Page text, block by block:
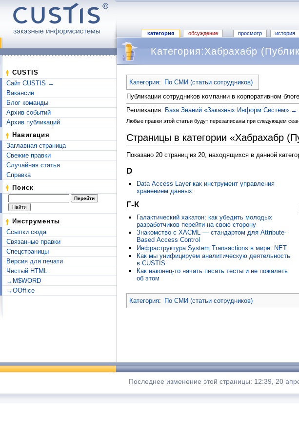
категория обсуждение просмотр история
CUSTIS
Сайт CUSTIS →
Вакансии
Блог команды
Архив событий
Архив публикаций
Навигация
Заглавная страница
Свежие правки
Случайная статья
Справка
Поиск
Инструменты
Ссылки сюда
Связанные правки
Спецстраницы
Версия для печати
Чистый HTML
→M$WORD
→OOffice
Категория:Хабрахабр
Категория: По СМИ (статьи сотрудников)
Публикации сотрудников компании в корпоративном
Репликация: База Знаний «Заказных Информ Систем» →
Любые правки этой статьи будут перезаписаны при следующем
Страницы в категории «Хабрахабр
Показано 20 страниц из 20, находящихся в данной
D
Data Access Layer как инструмент управления
хранением данных
Г-К
Галактический хакатон: как убедить молодых
разработчиков перейти на свою сторону
Знакомство с XACML — стандартом для Attribute-
Based Access Control
Инфраструктура System.Transactions в мире .NET
Как мы унифицируем аналитическую деятельность
в CUSTIS
Как наконец-то начать писать тесты и не пожалеть
об этом
Категория: По СМИ (статьи сотрудников)
Последнее изменение этой страницы: 12:39, 20